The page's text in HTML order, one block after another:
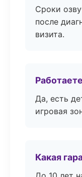
Сроки
после
визита.
Да, есть
игровая
Какая